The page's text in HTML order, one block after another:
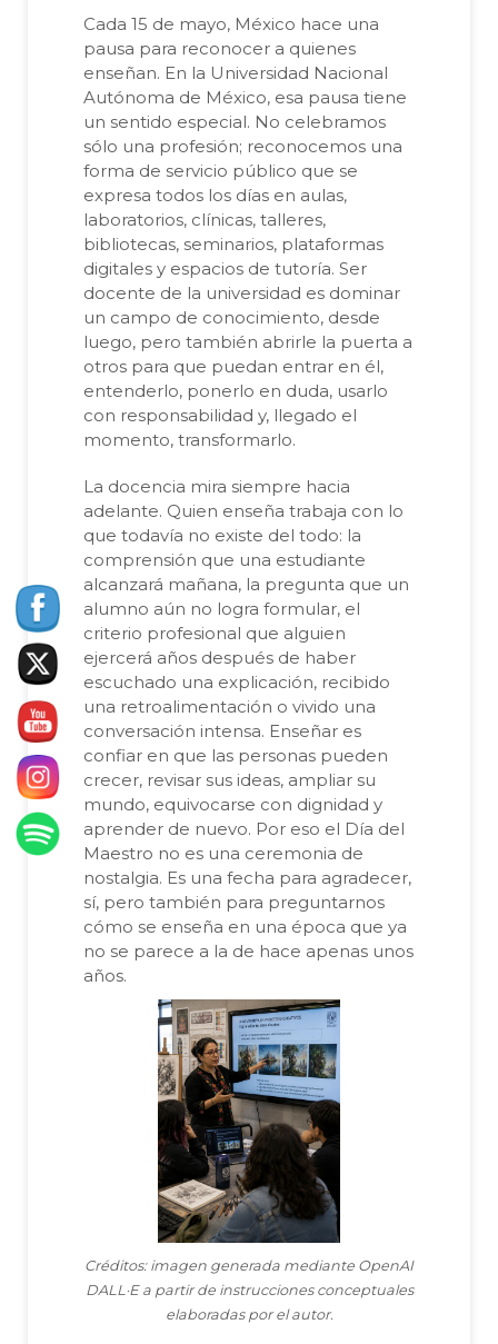
Cada 15 de mayo, México hace una
pausa para reconocer a quienes
enseñan. En la Universidad Nacional
Autónoma de México, esa pausa tiene
un sentido especial. No celebramos
sólo una profesión; reconocemos una
forma de servicio público que se
expresa todos los días en aulas,
laboratorios, clínicas, talleres,
bibliotecas, seminarios, plataformas
digitales y espacios de tutoría. Ser
docente de la universidad es dominar
un campo de conocimiento, desde
luego, pero también abrirle la puerta a
otros para que puedan entrar en él,
entenderlo, ponerlo en duda, usarlo
con responsabilidad y, llegado el
momento, transformarlo.
La docencia mira siempre hacia
adelante. Quien enseña trabaja con lo
que todavía no existe del todo: la
comprensión que una estudiante
alcanzará mañana, la pregunta que un
alumno aún no logra formular, el
criterio profesional que alguien
ejercerá años después de haber
escuchado una explicación, recibido
una retroalimentación o vivido una
conversación intensa. Enseñar es
confiar en que las personas pueden
crecer, revisar sus ideas, ampliar su
mundo, equivocarse con dignidad y
aprender de nuevo. Por eso el Día del
Maestro no es una ceremonia de
nostalgia. Es una fecha para agradecer,
sí, pero también para preguntarnos
cómo se enseña en una época que ya
no se parece a la de hace apenas unos
años.
Créditos: imagen generada mediante OpenAI
DALL·E a partir de instrucciones conceptuales
elaboradas por el autor.